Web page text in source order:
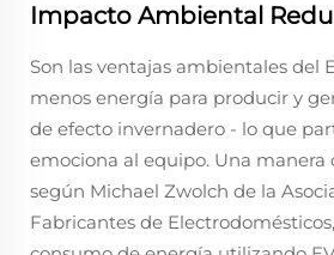
Impacto Ambiental
Son las ventajas ambientales del
menos energía para producir y
de efecto invernadero - lo que
emociona al equipo. Una manera
según Michael Zwolch de la
Fabricantes de